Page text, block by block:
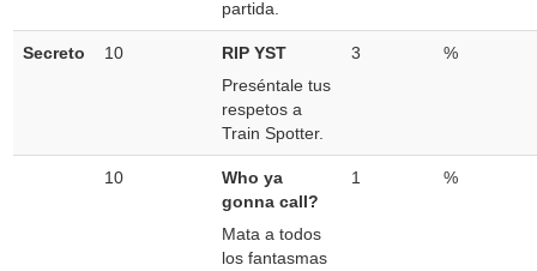
partida.
Secreto 10
RIP YST
Preséntale tus
respetos a
Train Spotter.
3 %
10
Who ya
gonna call?
Mata a todos
los fantasmas
1 %